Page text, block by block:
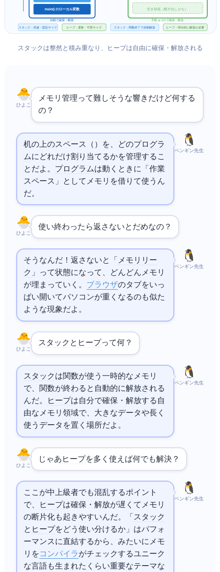
main() のローカル変数
自動で確保・解放
空き領域（断片化しがち）
手動 or GCで確保・解放
スタック：高速・固定サイズ ヒープ：柔軟・可変サイズ スタック：関数終了で自動解放 ヒープ：明示的に解放が必要
スタックは整然と積み重なり、ヒープは自由に確保・解放される
ひよこ
メモリ管理って難しそうな響きだけど何する
の？
ペンギン先生
机の上のスペース（ ）を、どのプログラ
ムにどれだけ割り当てるかを管理するこ
とだよ。 プログラムは動くときに「作業
スペース」としてメモリを借りて使うん
だ。
ひよこ
使い終わったら返さないとだめなの？
ペンギン先生
そうなんだ！返さないと「 メモリリー
ク 」って状態になって、どんどんメモリ
が埋まっていく。 ブラウザのタブをいっ
ぱい開いてパソコンが重くなるのも似た
ような現象だよ。
ひよこ
スタック と ヒープって何？
ペンギン先生
スタック は関数が使う一時的なメモリ
で、関数が終わると自動的に解放される
んだ。
ヒープは自分で確保・解放する自
由なメモリ領域で、大きなデータや長く
使うデータを置く場所だよ。
ひよこ
じゃあ ヒープを多く使えば何でも解決？
ペンギン先生
ここが中上級者でも混乱するポイント
で、
ヒープは確保・解放が遅くてメモリ
の断片化も起きやすいんだ。「 スタック
と ヒープをどう使い分けるか」はパフォ
ーマンスに直結するから、 みたいにメモ
リをコンパイラがチェックするユニーク
な言語も生まれたくらい重要なテーマな